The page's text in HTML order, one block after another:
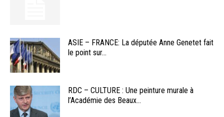
ASIE – FRANCE: La députée Anne Genetet fait
le point sur...
RDC – CULTURE : Une peinture murale à
l’Académie des Beaux...